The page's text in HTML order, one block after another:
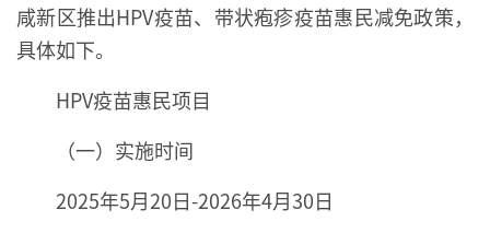
咸新区推出HPV疫苗、带状疱疹疫苗惠民减免政策，
具体如下。
HPV疫苗惠民项目
（一）实施时间
2025年5月20日-2026年4月30日